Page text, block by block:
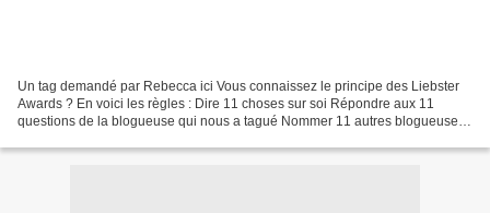
Un tag demandé par Rebecca ici Vous connaissez le principe des Liebster
Awards ? En voici les règles : Dire 11 choses sur soi Répondre aux 11
questions de la blogueuse qui nous a tagué Nommer 11 autres blogueuses